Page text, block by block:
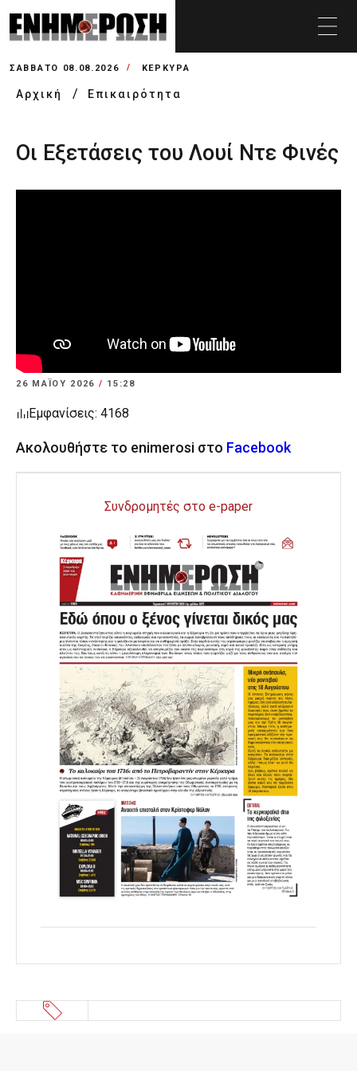
ΣΆΒΒΑΤΟ 08.08.2026 ΚΕΡΚΥΡΑ
Αρχική Επικαιρότητα
Οι Εξετάσεις του Λουί Ντε Φινές
26 ΜΑΪ́ΟΥ 2026 / 15:28
Εμφανίσεις: 4168
Ακολουθήστε το enimerosi στο Facebook
Συνδρομητές στο e-paper